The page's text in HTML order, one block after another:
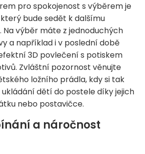
pro spokojenost s výběrem je
bude sedět k dalšímu
Na výběr máte z jednoduchých
a například i v poslední době
3D povlečení s potiskem
Zvláštní pozornost věnujte
ložního prádla, kdy si tak
dětí do postele díky jejich
nebo postavičce.
a náročnost